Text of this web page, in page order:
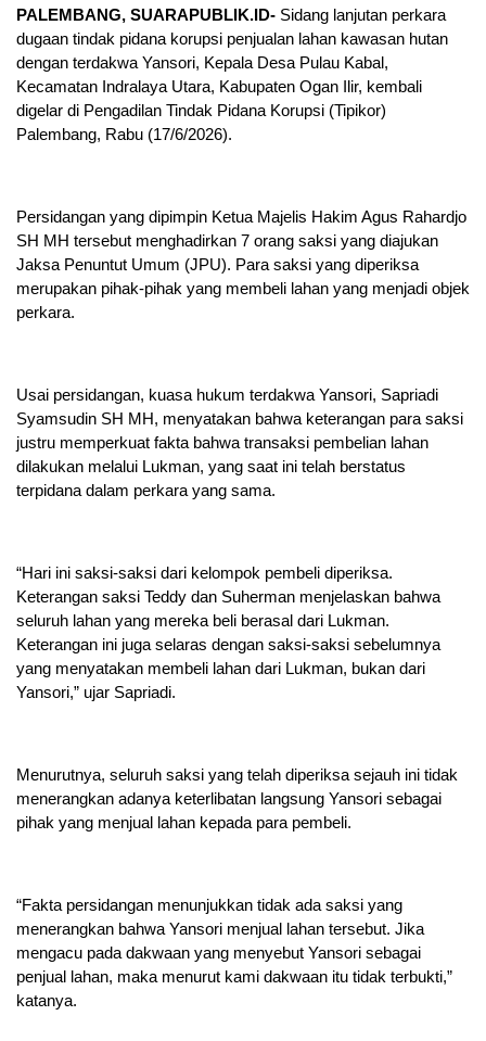
PALEMBANG, SUARAPUBLIK.ID- Sidang lanjutan perkara
dugaan tindak pidana korupsi penjualan lahan kawasan hutan
dengan terdakwa Yansori, Kepala Desa Pulau Kabal,
Kecamatan Indralaya Utara, Kabupaten Ogan Ilir, kembali
digelar di Pengadilan Tindak Pidana Korupsi (Tipikor)
Palembang, Rabu (17/6/2026).
Persidangan yang dipimpin Ketua Majelis Hakim Agus Rahardjo
SH MH tersebut menghadirkan 7 orang saksi yang diajukan
Jaksa Penuntut Umum (JPU). Para saksi yang diperiksa
merupakan pihak-pihak yang membeli lahan yang menjadi objek
perkara.
Usai persidangan, kuasa hukum terdakwa Yansori, Sapriadi
Syamsudin SH MH, menyatakan bahwa keterangan para saksi
justru memperkuat fakta bahwa transaksi pembelian lahan
dilakukan melalui Lukman, yang saat ini telah berstatus
terpidana dalam perkara yang sama.
“Hari ini saksi-saksi dari kelompok pembeli diperiksa.
Keterangan saksi Teddy dan Suherman menjelaskan bahwa
seluruh lahan yang mereka beli berasal dari Lukman.
Keterangan ini juga selaras dengan saksi-saksi sebelumnya
yang menyatakan membeli lahan dari Lukman, bukan dari
Yansori,” ujar Sapriadi.
Menurutnya, seluruh saksi yang telah diperiksa sejauh ini tidak
menerangkan adanya keterlibatan langsung Yansori sebagai
pihak yang menjual lahan kepada para pembeli.
“Fakta persidangan menunjukkan tidak ada saksi yang
menerangkan bahwa Yansori menjual lahan tersebut. Jika
mengacu pada dakwaan yang menyebut Yansori sebagai
penjual lahan, maka menurut kami dakwaan itu tidak terbukti,”
katanya.